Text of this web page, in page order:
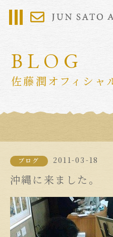
BLOG
佐藤潤オフィシャ
ブログ 2011-03-18
沖縄に来ました。